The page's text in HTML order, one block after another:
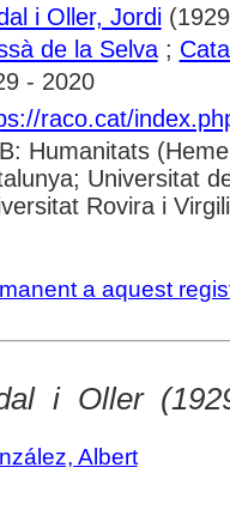
i Oller, Jordi
de la Selva;
- 2020
raco.cat/
Humanitats
Universitat
Rovira i Virgili
a aquest
i Oller
Albert